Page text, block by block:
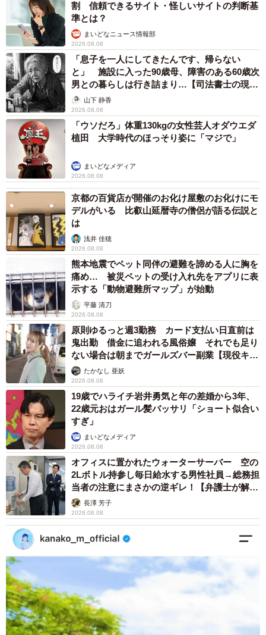
割 信頼できるサイト・怪しいサイトの判断基
準とは？
まいどなニュース情報部
2026.08.08
「息子を一人にしてきたんです、帰らない
と」 施設に入った90歳母、障害のある60歳次
男との暮らしは行き詰まり…【司法書士の現場
から】山下 静香
2026.08.08
「ウソだろ」体重130kgの女性芸人オダウエダ
植田 大学時代のほっそり姿に「マジで」
まいどなメディア
2026.08.08
京都の百貨店が開催のお化け屋敷のお化けにモ
デルがいる 比叡山延暦寺の僧侶が語る伝説と
は
浅井 佳穂
2026.08.08
熊本地震でペット同伴の避難を諦める人に胸を
痛め… 被災ペットの受け入れ先をアプリに表
示する「動物避難所マップ」が始動
平藤 清刀
2026.08.08
原則ゆるっと週3勤務 カード支払い日直前は
鬼出勤 借金に追われる風俗嬢 それでも足り
ない場合は朝までガールズバー副業【現役キャ
ストに取材】
たかなし 亜妖
2026.08.08
19歳でハライチ岩井勇気と年の差婚から3年、
22歳元おはガール髪バッサリ「ショート似合い
すぎ」
まいどなメディア
2026.08.08
オフィスに置かれたウォーターサーバー 空の
2Lボトル持参し毎日給水する男性社員→総務担
当者の注意にまさかの逆ギレ！【弁護士が解
説】長澤 芳子
2026.08.08